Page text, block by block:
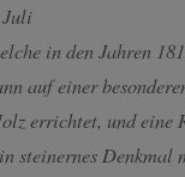
in den Jahren
auf einer
errichtet, und eine
steinernes Denkmal